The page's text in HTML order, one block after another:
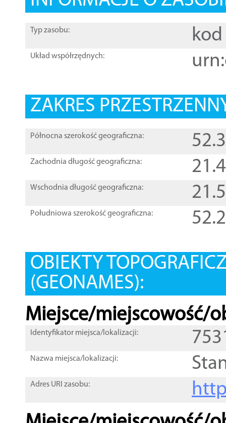
Typ zasobu: kod
Układ współrzędnych:
ZAKRES
Północna szerokość geograficzna:
Zachodnia długość geograficzna:
Wschodnia długość geograficzna:
Południowa szerokość geograficzna:
OBIEKTY
(GEONAMES):
Miejsce/miejscowość/
Identyfikator miejsca/lokalizacji:
Nazwa miejsca/lokalizacji:
Adres URI zasobu: